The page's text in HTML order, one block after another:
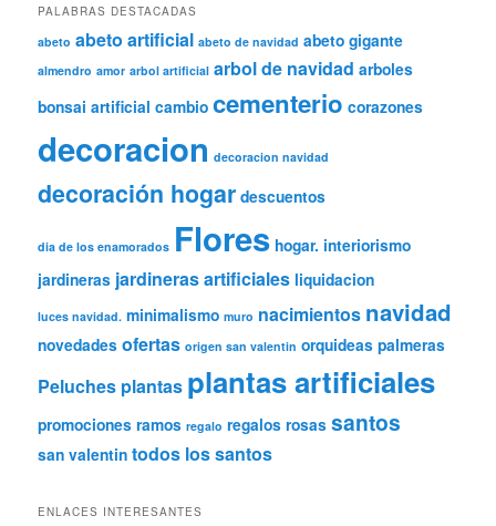
PALABRAS DESTACADAS
abeto abeto artificial abeto de navidad abeto gigante
almendro amor arbol artificial arbol de navidad arboles
bonsai artificial cambio cementerio corazones
decoracion decoracion navidad
decoración hogar descuentos
dia de los enamorados Flores hogar. interiorismo
jardineras jardineras artificiales liquidacion
luces navidad. minimalismo muro nacimientos navidad
novedades ofertas origen san valentin orquideas palmeras
Peluches plantas plantas artificiales
promociones ramos regalo regalos rosas santos
san valentin todos los santos
ENLACES INTERESANTES